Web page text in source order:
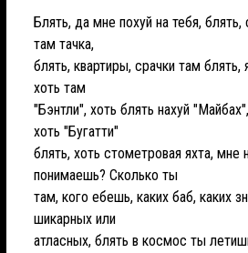
Блять, да мне похуй на тебя, блять,
там тачка,
блять, квартиры, срачки там блять,
хоть там
"Бэнтли", хоть блять нахуй
хоть "Бугатти"
блять, хоть стометровая яхта, мне
понимаешь? Сколько ты
там, кого ебешь, каких баб, каких
шикарных или
атласных, блять в космос ты